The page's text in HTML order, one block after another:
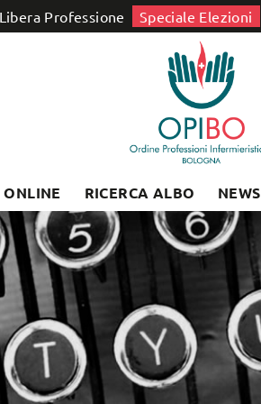
Libera Professione Speciale Elezioni
ONLINE RICERCA ALBO NEWS